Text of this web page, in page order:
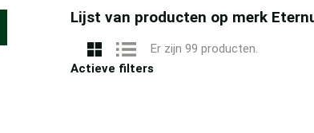
Lijst van producten op merk
Er zijn 99 producten.
Actieve filters